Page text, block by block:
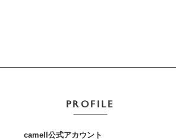
PROFILE
camell公式アカウント